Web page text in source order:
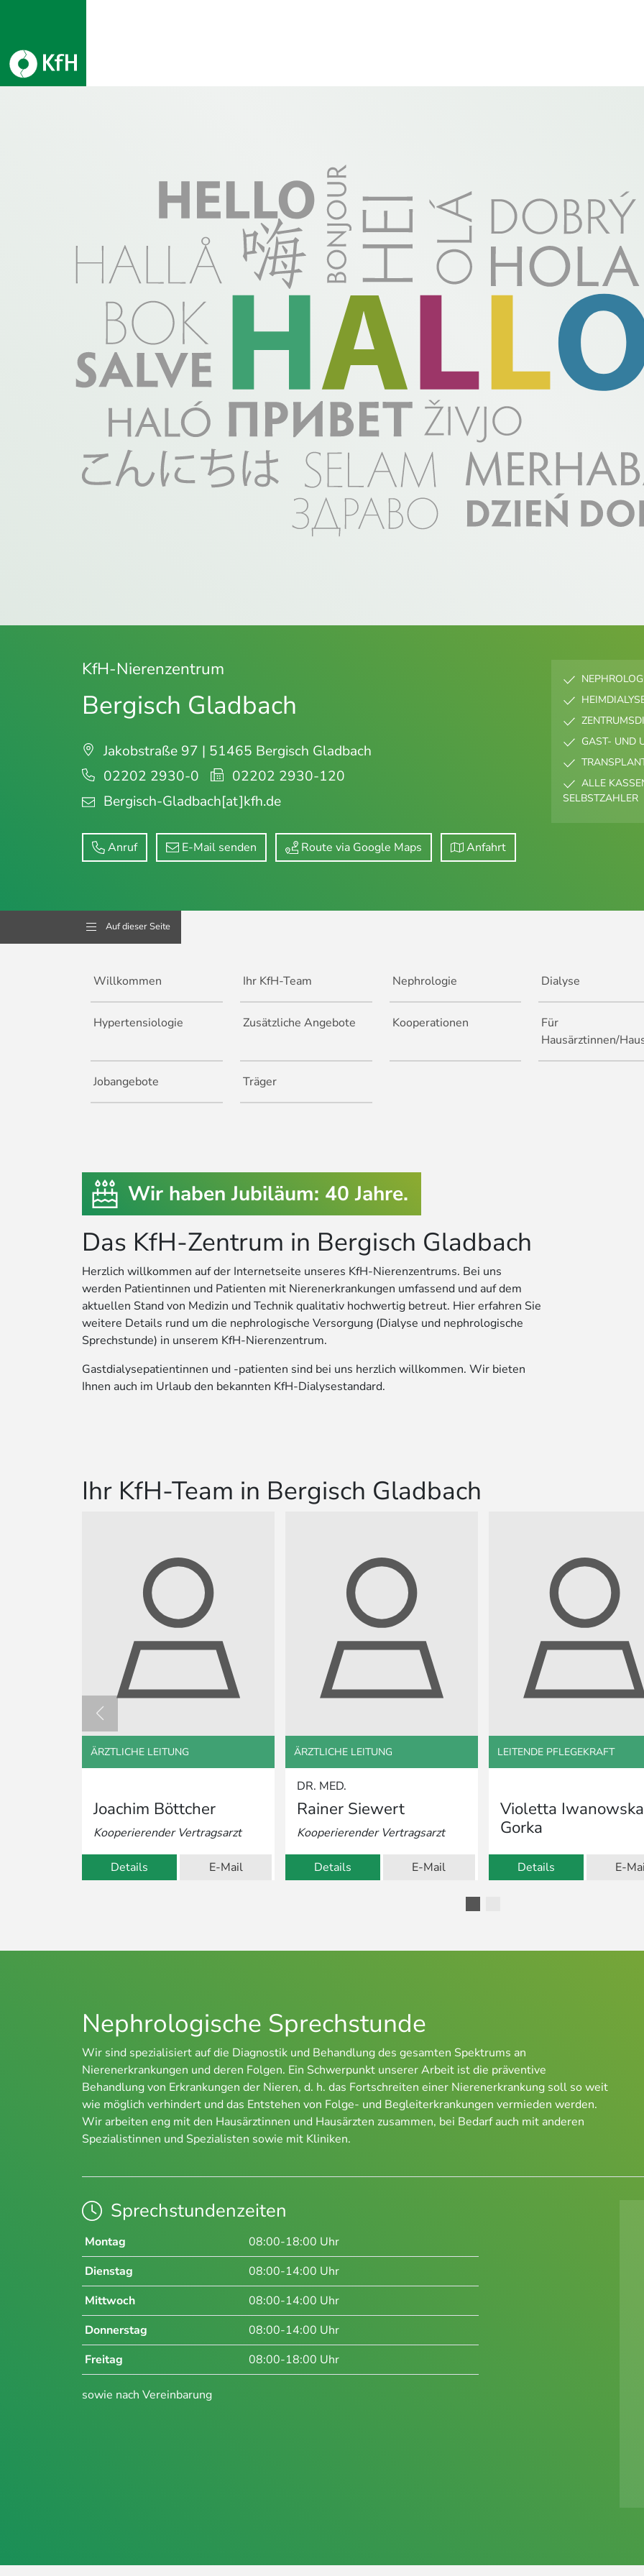
KfH-Nierenzentrum
Bergisch Gladbach
Jakobstraße 97 | 51465 Bergisch Gladbach
02202 2930-0
02202 2930-120
Bergisch-Gladbach[at]kfh.de
Anruf E-Mail senden Route via Google Maps Anfahrt
GAST- UND
ALLE
SELBSTZAHLER
Auf dieser Seite
Willkommen Ihr KfH-Team Nephrologie Dialyse
Hypertensiologie Zusätzliche Angebote Kooperationen
Für
Hausärztinnen/
Jobangebote Träger
Wir haben Jubiläum: 40 Jahre.
Das KfH-Zentrum in Bergisch Gladbach
Herzlich willkommen auf der Internetseite unseres KfH-Nierenzentrums. Bei uns
werden Patientinnen und Patienten mit Nierenerkrankungen umfassend und auf dem
aktuellen Stand von Medizin und Technik qualitativ hochwertig betreut. Hier erfahren Sie
weitere Details rund um die nephrologische Versorgung (Dialyse und nephrologische
Sprechstunde) in unserem KfH-Nierenzentrum.
Gastdialysepatientinnen und -patienten sind bei uns herzlich willkommen. Wir bieten
Ihnen auch im Urlaub den bekannten KfH-Dialysestandard.
Ihr KfH-Team in Bergisch Gladbach
ÄRZTLICHE LEITUNG
Joachim Böttcher
Kooperierender Vertragsarzt
Details E-Mail
ÄRZTLICHE LEITUNG
DR. MED.
Rainer Siewert
Kooperierender Vertragsarzt
Details E-Mail
LEITENDE PFLEGEKRAFT
Violetta
Gorka
Details E-
Nephrologische Sprechstunde
Wir sind spezialisiert auf die Diagnostik und Behandlung des gesamten Spektrums an
Nierenerkrankungen und deren Folgen. Ein Schwerpunkt unserer Arbeit ist die präventive
Behandlung von Erkrankungen der Nieren, d. h. das Fortschreiten einer Nierenerkrankung soll so weit
wie möglich verhindert und das Entstehen von Folge- und Begleiterkrankungen vermieden werden.
Wir arbeiten eng mit den Hausärztinnen und Hausärzten zusammen, bei Bedarf auch mit anderen
Spezialistinnen und Spezialisten sowie mit Kliniken.
Sprechstundenzeiten
Montag
08:00-18:00 Uhr
Dienstag
08:00-14:00 Uhr
Mittwoch
08:00-14:00 Uhr
Donnerstag
08:00-14:00 Uhr
Freitag
08:00-18:00 Uhr
sowie nach Vereinbarung